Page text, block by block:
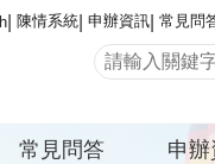
陳情系統 申辦資訊 常見問
常見問答 申